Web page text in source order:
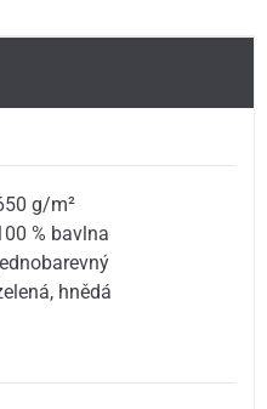
g/m²
% bavlna
, hnědá